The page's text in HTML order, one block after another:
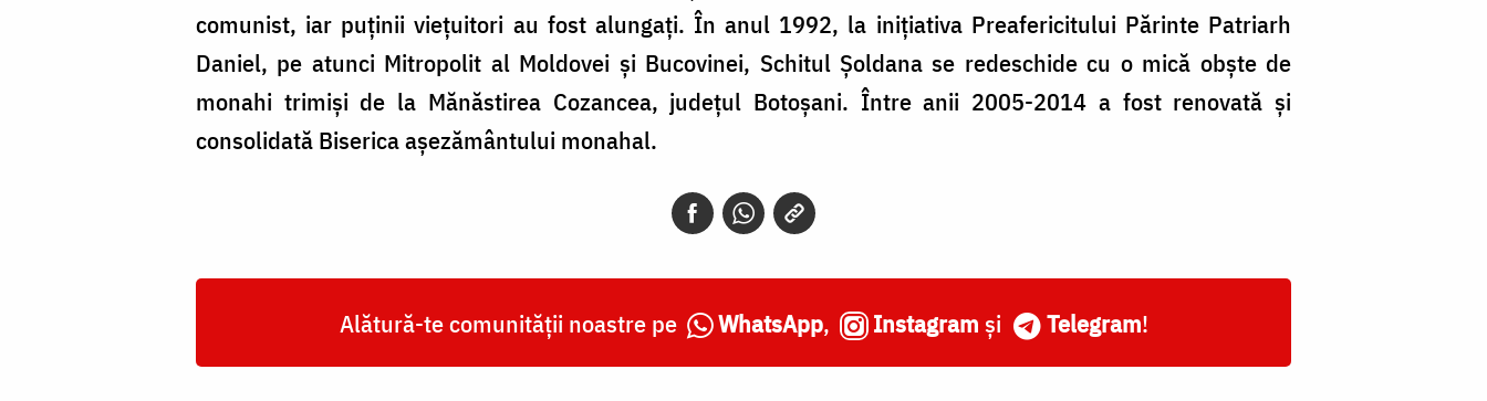
comunist, iar puținii viețuitori au fost alungați. În anul 1992, la inițiativa Preafericitului Părinte Patriarh
Daniel, pe atunci Mitropolit al Moldovei și Bucovinei, Schitul Șoldana se redeschide cu o mică obște de
monahi trimiși de la Mănăstirea Cozancea, județul Botoșani. Între anii 2005-2014 a fost renovată și
consolidată Biserica așezământului monahal.
Alătură-te comunității noastre pe WhatsApp, Instagram și Telegram!